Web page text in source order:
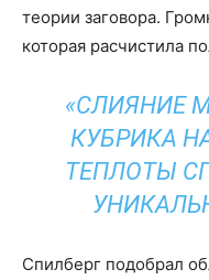
теории заговора.
которая расчистила
«СЛИЯНИЕ
КУБРИКА
ТЕПЛОТЫ
Спилберг подобрал